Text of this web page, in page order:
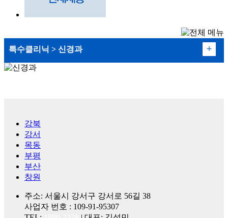
특수클리닉 > 신경과 +
소아정형외과
기형교정
강북
강서
목동
부평
부산
창원
주소: 서울시 강서구 강서로 56길 38
사업자 번호 : 109-91-95307